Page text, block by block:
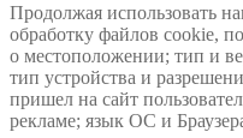
Продолжая использовать
обработку файлов cookie,
о местоположении; тип и
тип устройства и
пришел на сайт
рекламе; язык ОС и